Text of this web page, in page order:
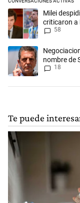
Este listado muestra
Un artículo deMilei
criticaron a
Messi”
58
Un artículo de
nombre de
18